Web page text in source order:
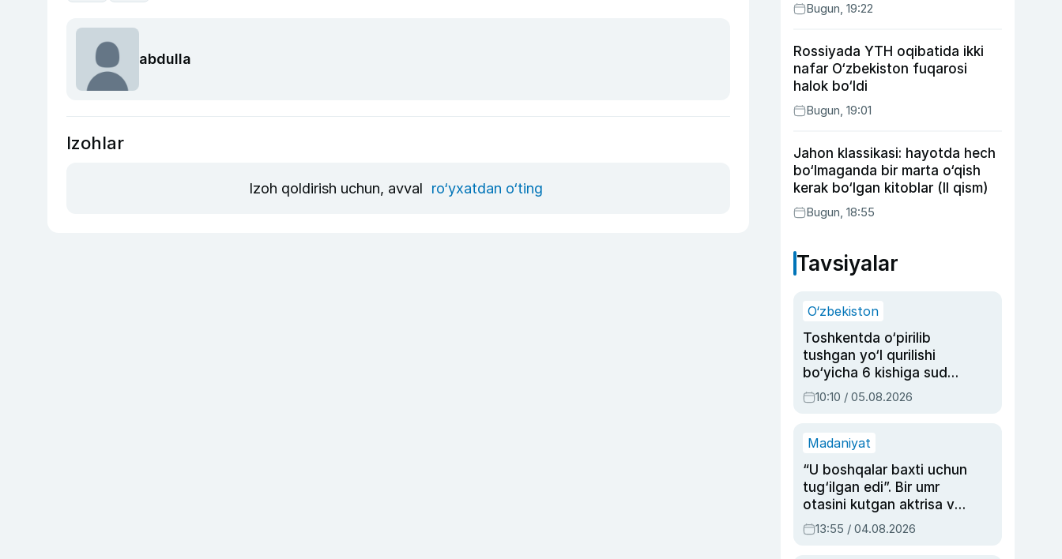
abdulla
Izohlar
Izoh qoldirish uchun, avval ro‘yxatdan o‘ting
Bugun, 19:22
Rossiyada YTH oqibatida ikki
nafar O‘zbekiston fuqarosi
halok bo‘ldi
Bugun, 19:01
Jahon klassikasi: hayotda hech
bo‘lmaganda bir marta o‘qish
kerak bo‘lgan kitoblar (II qism)
Bugun, 18:55
Tavsiyalar
O‘zbekiston
Toshkentda o‘pirilib
tushgan yo‘l qurilishi
bo‘yicha 6 kishiga sud
hukmi o‘qildi
10:10 / 05.08.2026
Madaniyat
“U boshqalar baxti uchun
tug‘ilgan edi”. Bir umr
otasini kutgan aktrisa va
dublyaj ustasi Rimma
Ahmedovaning
13:55 / 04.08.2026